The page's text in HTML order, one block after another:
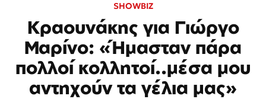
SHOWBIZ
Κραουνάκης για Γιώργο
Μαρίνο: «Ήμασταν πάρα
πολλοί κολλητοί..μέσα μου
αντηχούν τα γέλια μας»